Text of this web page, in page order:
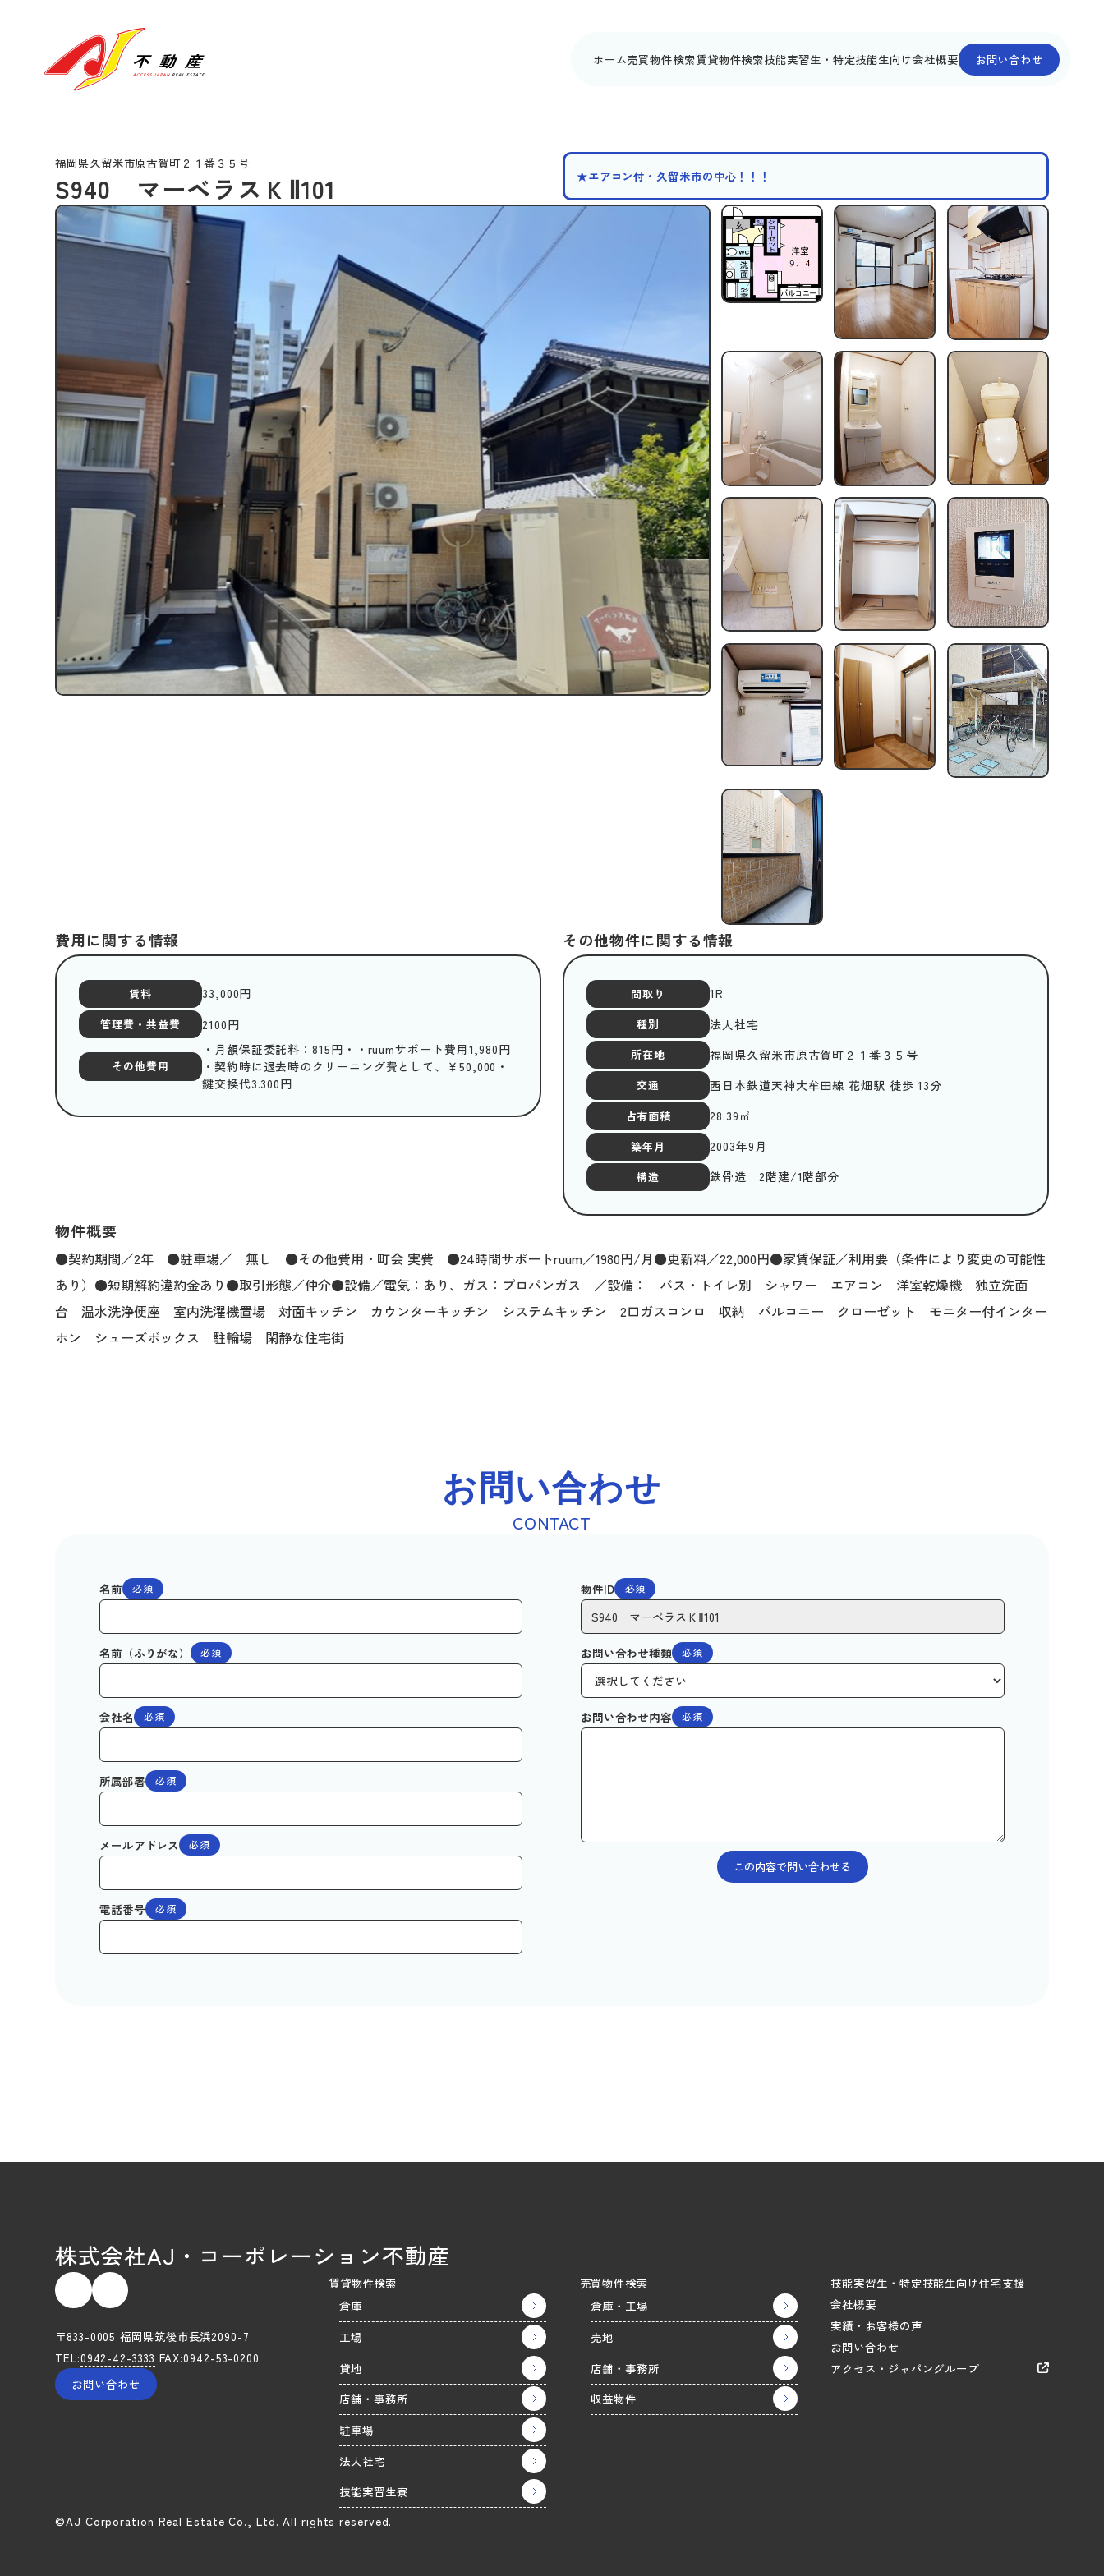
ホーム売買物件検索賃貸物件検索技能実習生・特定技能生向け会社概要 お問い合わせ
福岡県久留米市原古賀町２１番３５号
S940 マーベラスＫⅡ101 ★エアコン付・久留米市の中心！！！
費用に関する情報
賃料 33,000円
管理費・共益費 2100円
その他費用
・月額保証委託料：815円・・ruumサポート費用1,980円
・契約時に退去時のクリーニング費として、￥50,000・
鍵交換代3.300円
その他物件に関する情報
間取り 1R
種別 法人社宅
所在地 福岡県久留米市原古賀町２１番３５号
交通 西日本鉄道天神大牟田線 花畑駅 徒歩 13分
占有面積 28.39 ㎡
築年月 2003年9月
構造 鉄骨造 2階建/1階部分
物件概要
●契約期間／2年 ●駐車場／ 無し ●その他費用・町会 実費 ●24時間サポートruum／1980円/月●更新料／22,000円●家賃保証／利用要（条件により変更の可能性
あり）●短期解約違約金あり●取引形態／仲介●設備／電気：あり、ガス：プロパンガス ／設備： バス・トイレ別 シャワー エアコン 洋室乾燥機 独立洗面
台 温水洗浄便座 室内洗濯機置場 対面キッチン カウンターキッチン システムキッチン 2口ガスコンロ 収納 バルコニー クローゼット モニター付インター
ホン シューズボックス 駐輪場 閑静な住宅街
お問い合わせ
CONTACT
名前 必須
名前（ふりがな） 必須
会社名 必須
所属部署 必須
メールアドレス 必須
電話番号 必須
物件ID 必須
お問い合わせ種類 必須
お問い合わせ内容 必須
株式会社AJ・コーポレーション不動産
〒833-0005 福岡県筑後市長浜2090-7
TEL:0942-42-3333 FAX:0942-53-0200
お問い合わせ
賃貸物件検索
倉庫
工場
貸地
店舗・事務所
駐車場
法人社宅
技能実習生寮
売買物件検索
倉庫・工場
売地
店舗・事務所
収益物件
技能実習生・特定技能生向け住宅支援
会社概要
実績・お客様の声
お問い合わせ
アクセス・ジャパングループ
©AJ Corporation Real Estate Co., Ltd. All rights reserved.